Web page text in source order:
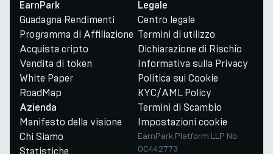
EarnPark
Guadagna Rendimenti
Programma di Affiliazione
Acquista cripto
Vendita di token
White Paper
RoadMap
Azienda
Manifesto della visione
Chi Siamo
Statistiche
Legale
Centro legale
Termini di utilizzo
Dichiarazione di Rischio
Informativa sulla Privacy
Politica sui Cookie
KYC/AML Policy
Termini di Scambio
Impostazioni cookie
EarnPark Platform LLP No.
OC442773